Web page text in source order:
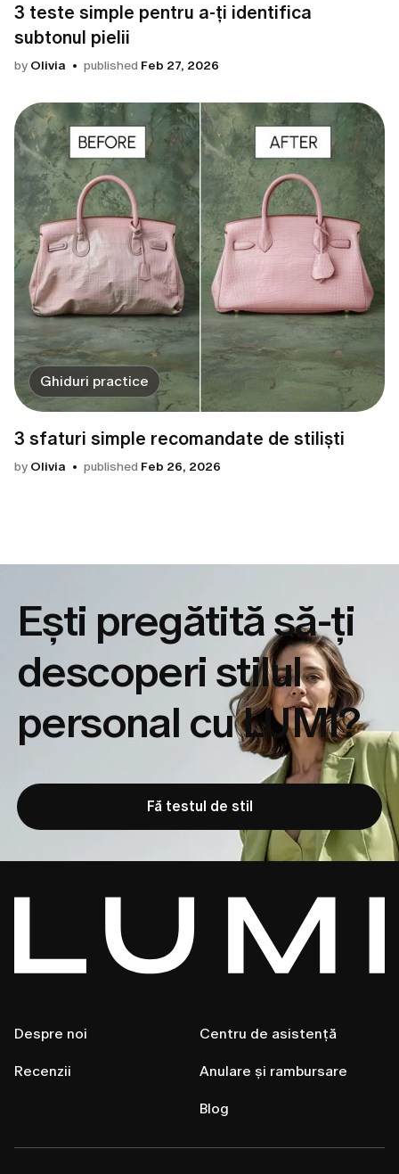
3 teste simple pentru a-ți identifica
subtonul pielii
by Olivia published Feb 27, 2026
Ghiduri practice
3 sfaturi simple recomandate de stiliști
by Olivia published Feb 26, 2026
Ești pregătită să-ți
descoperi stilul
personal cu LUMI?
Fă testul de stil
Despre noi
Recenzii
Centru de asistență
Anulare și rambursare
Blog